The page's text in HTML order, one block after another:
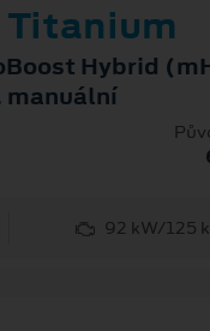
Titanium
Hybrid
manuální
92 kW/125 k